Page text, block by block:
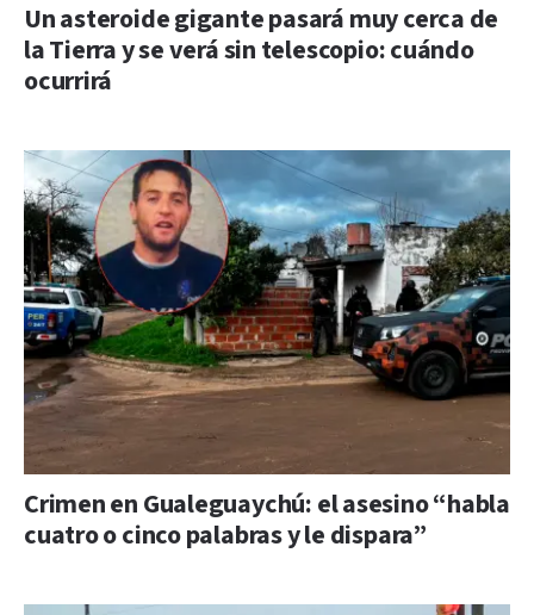
Un asteroide gigante pasará muy cerca de
la Tierra y se verá sin telescopio: cuándo
ocurrirá
Crimen en Gualeguaychú: el asesino “habla
cuatro o cinco palabras y le dispara”